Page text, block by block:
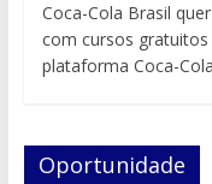
Coca-Cola Brasil
com cursos
plataforma Coca-
Oportunidade